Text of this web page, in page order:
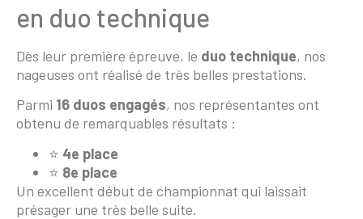
en duo technique
Dès leur première épreuve, le duo technique, nos
nageuses ont réalisé de très belles prestations.
Parmi 16 duos engagés, nos représentantes ont
obtenu de remarquables résultats :
⭐ 4e place
⭐ 8e place
Un excellent début de championnat qui laissait
présager une très belle suite.